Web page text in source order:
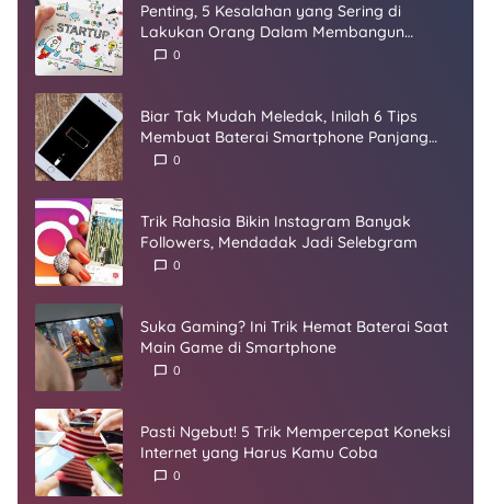
Penting, 5 Kesalahan yang Sering di
Lakukan Orang Dalam Membangun
Startup
0
Biar Tak Mudah Meledak, Inilah 6 Tips
Membuat Baterai Smartphone Panjang
Umur
0
Trik Rahasia Bikin Instagram Banyak
Followers, Mendadak Jadi Selebgram
0
Suka Gaming? Ini Trik Hemat Baterai Saat
Main Game di Smartphone
0
Pasti Ngebut! 5 Trik Mempercepat Koneksi
Internet yang Harus Kamu Coba
0